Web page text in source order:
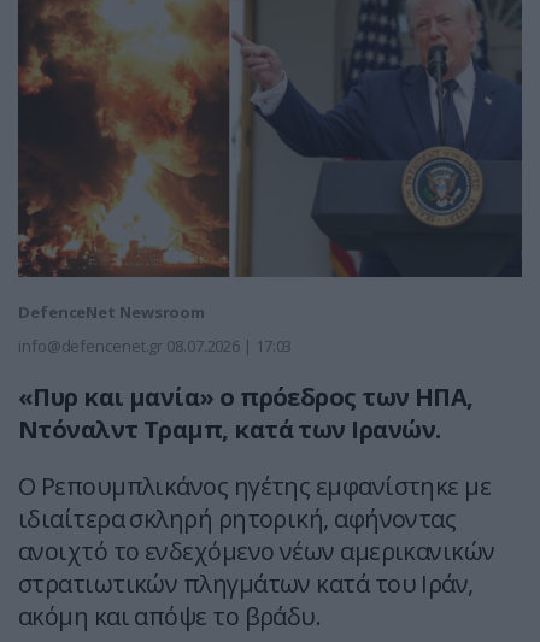
DefenceNet Newsroom
info@defencenet.gr 08.07.2026 | 17:03
«Πυρ και μανία» ο πρόεδρος των ΗΠΑ,
Ντόναλντ Τραμπ, κατά των Ιρανών.
Ο Ρεπουμπλικάνος ηγέτης εμφανίστηκε με
ιδιαίτερα σκληρή ρητορική, αφήνοντας
ανοιχτό το ενδεχόμενο νέων αμερικανικών
στρατιωτικών πληγμάτων κατά του Ιράν,
ακόμη και απόψε το βράδυ.